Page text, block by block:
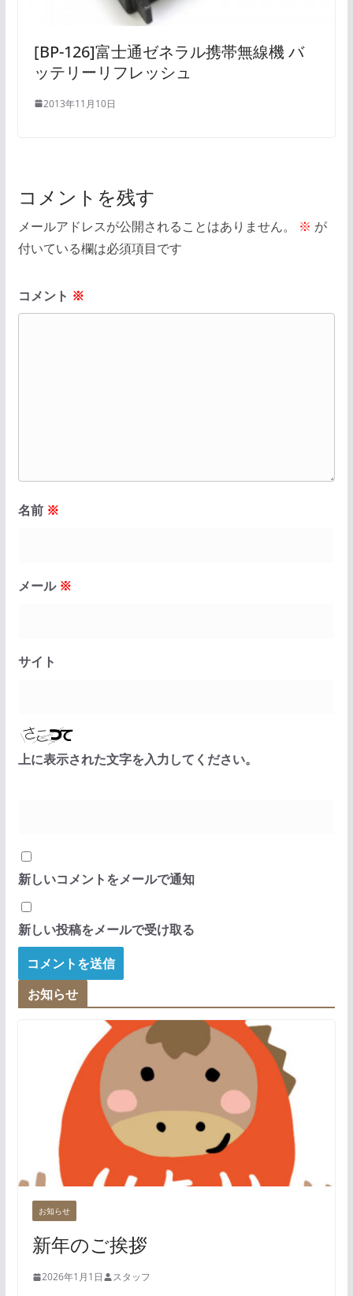
[BP-126]富士通ゼネラル携帯無線機 バ
ッテリーリフレッシュ
2013年11月10日
コメントを残す
メールアドレスが公開されることはありません。 ※ が
付いている欄は必須項目です
コメント ※
名前 ※
メール ※
サイト
上に表示された文字を入力してください。
新しいコメントをメールで通知
新しい投稿をメールで受け取る
お知らせ
お知らせ
新年のご挨拶
2026年1月1日 スタッフ